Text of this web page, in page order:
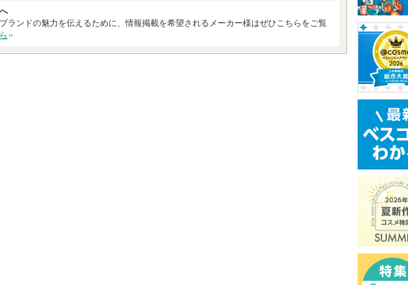
ランドの魅力を伝えるために、情報掲載を希望されるメーカー様はぜひこちらをご覧